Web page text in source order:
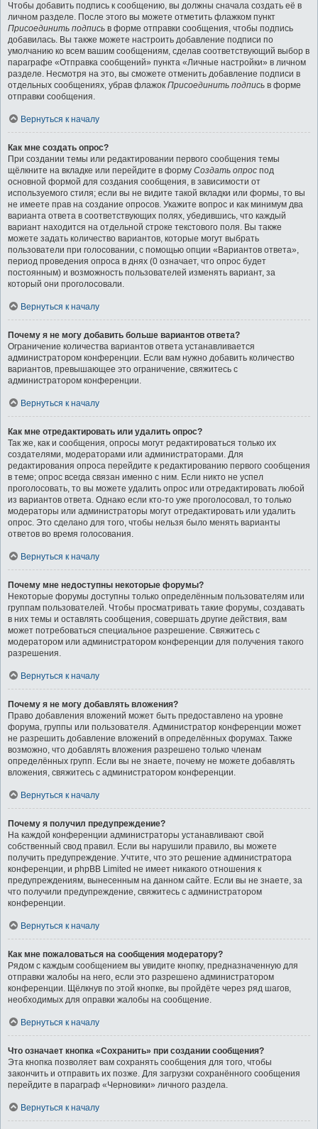
Чтобы добавить подпись к сообщению, вы должны сначала создать её в
личном разделе. После этого вы можете отметить флажком пункт
Присоединить подпись в форме отправки сообщения, чтобы подпись
добавилась. Вы также можете настроить добавление подписи по
умолчанию ко всем вашим сообщениям, сделав соответствующий выбор в
параграфе «Отправка сообщений» пункта «Личные настройки» в личном
разделе. Несмотря на это, вы сможете отменить добавление подписи в
отдельных сообщениях, убрав флажок Присоединить подпись в форме
отправки сообщения.
Вернуться к началу
Как мне создать опрос?
При создании темы или редактировании первого сообщения темы
щёлкните на вкладке или перейдите в форму Создать опрос под
основной формой для создания сообщения, в зависимости от
используемого стиля; если вы не видите такой вкладки или формы, то вы
не имеете прав на создание опросов. Укажите вопрос и как минимум два
варианта ответа в соответствующих полях, убедившись, что каждый
вариант находится на отдельной строке текстового поля. Вы также
можете задать количество вариантов, которые могут выбрать
пользователи при голосовании, с помощью опции «Вариантов ответа»,
период проведения опроса в днях (0 означает, что опрос будет
постоянным) и возможность пользователей изменять вариант, за
который они проголосовали.
Вернуться к началу
Почему я не могу добавить больше вариантов ответа?
Ограничение количества вариантов ответа устанавливается
администратором конференции. Если вам нужно добавить количество
вариантов, превышающее это ограничение, свяжитесь с
администратором конференции.
Вернуться к началу
Как мне отредактировать или удалить опрос?
Так же, как и сообщения, опросы могут редактироваться только их
создателями, модераторами или администраторами. Для
редактирования опроса перейдите к редактированию первого сообщения
в теме; опрос всегда связан именно с ним. Если никто не успел
проголосовать, то вы можете удалить опрос или отредактировать любой
из вариантов ответа. Однако если кто-то уже проголосовал, то только
модераторы или администраторы могут отредактировать или удалить
опрос. Это сделано для того, чтобы нельзя было менять варианты
ответов во время голосования.
Вернуться к началу
Почему мне недоступны некоторые форумы?
Некоторые форумы доступны только определённым пользователям или
группам пользователей. Чтобы просматривать такие форумы, создавать
в них темы и оставлять сообщения, совершать другие действия, вам
может потребоваться специальное разрешение. Свяжитесь с
модератором или администратором конференции для получения такого
разрешения.
Вернуться к началу
Почему я не могу добавлять вложения?
Право добавления вложений может быть предоставлено на уровне
форума, группы или пользователя. Администратор конференции может
не разрешить добавление вложений в определённых форумах. Также
возможно, что добавлять вложения разрешено только членам
определённых групп. Если вы не знаете, почему не можете добавлять
вложения, свяжитесь с администратором конференции.
Вернуться к началу
Почему я получил предупреждение?
На каждой конференции администраторы устанавливают свой
собственный свод правил. Если вы нарушили правило, вы можете
получить предупреждение. Учтите, что это решение администратора
конференции, и phpBB Limited не имеет никакого отношения к
предупреждениям, вынесенным на данном сайте. Если вы не знаете, за
что получили предупреждение, свяжитесь с администратором
конференции.
Вернуться к началу
Как мне пожаловаться на сообщения модератору?
Рядом с каждым сообщением вы увидите кнопку, предназначенную для
отправки жалобы на него, если это разрешено администратором
конференции. Щёлкнув по этой кнопке, вы пройдёте через ряд шагов,
необходимых для оправки жалобы на сообщение.
Вернуться к началу
Что означает кнопка «Сохранить» при создании сообщения?
Эта кнопка позволяет вам сохранять сообщения для того, чтобы
закончить и отправить их позже. Для загрузки сохранённого сообщения
перейдите в параграф «Черновики» личного раздела.
Вернуться к началу